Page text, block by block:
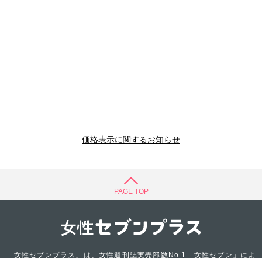
価格表示に関するお知らせ
PAGE TOP
「女性セブンプラス」は、女性週刊誌実売部数No.1「女性セブン」によ